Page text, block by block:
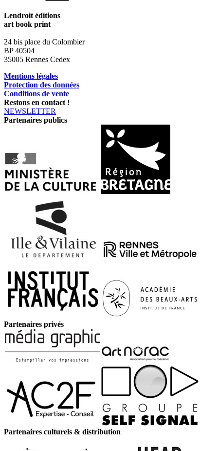
Lendroit éditions
art book print
—
24 bis place du Colombier
BP 40504
35005 Rennes Cedex
Mentions légales
Protection des données
Conditions de vente
Restons en contact !
NEWSLETTER
Partenaires publics
Partenaires privés
Partenaires culturels & distribution